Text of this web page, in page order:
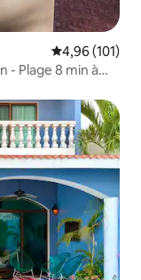
Évaluation
4,96 (101)
- Plage 8 min à